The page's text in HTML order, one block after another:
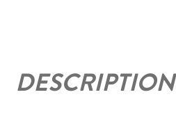
DESCRIPTION